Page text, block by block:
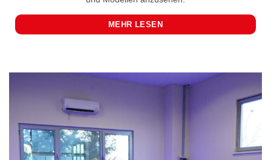
MEHR LESEN